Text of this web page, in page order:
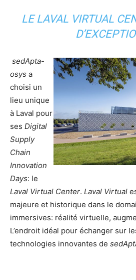
LE LAVAL VIRTUAL
sedApta-
osys a
choisi un
lieu unique
à Laval pour
ses Digital
Supply
Chain
Innovation
Days: le
Laval Virtual Center. Laval Virtual
majeure et historique dans le
immersives: réalité virtuelle,
L’endroit idéal pour échanger sur
technologies innovantes de